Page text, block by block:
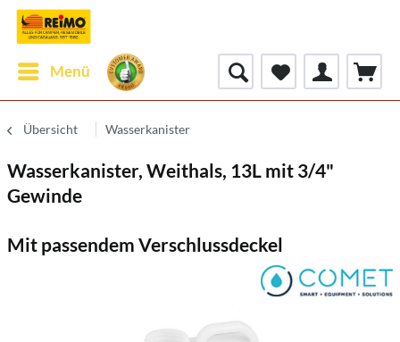
Menü
Übersicht Wasserkanister
Wasserkanister, Weithals, 13L mit 3/4"
Gewinde
Mit passendem Verschlussdeckel